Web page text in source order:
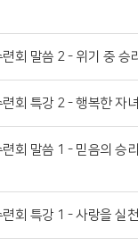
회 말씀 2 - 위기 중 승
회 특강 2 - 행복한 자
회 말씀 1 - 믿음의 승
회 특강 1 - 사랑을 실